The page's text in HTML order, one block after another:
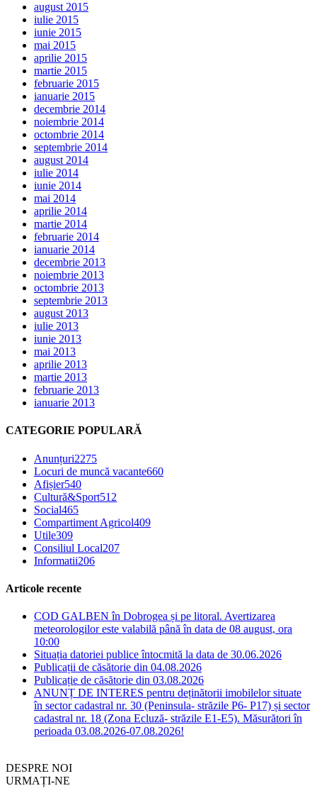
august 2015
iulie 2015
iunie 2015
mai 2015
aprilie 2015
martie 2015
februarie 2015
ianuarie 2015
decembrie 2014
noiembrie 2014
octombrie 2014
septembrie 2014
august 2014
iulie 2014
iunie 2014
mai 2014
aprilie 2014
martie 2014
februarie 2014
ianuarie 2014
decembrie 2013
noiembrie 2013
octombrie 2013
septembrie 2013
august 2013
iulie 2013
iunie 2013
mai 2013
aprilie 2013
martie 2013
februarie 2013
ianuarie 2013
CATEGORIE POPULARĂ
Anunțuri2275
Locuri de muncă vacante660
Afișier540
Cultură&Sport512
Social465
Compartiment Agricol409
Utile309
Consiliul Local207
Informatii206
Articole recente
COD GALBEN în Dobrogea și pe litoral. Avertizarea
meteorologilor este valabilă până în data de 08 august, ora
10:00
Situația datoriei publice întocmită la data de 30.06.2026
Publicații de căsătorie din 04.08.2026
Publicație de căsătorie din 03.08.2026
ANUNȚ DE INTERES pentru deținătorii imobilelor situate
în sector cadastral nr. 30 (Peninsula- străzile P6- P17) și sector
cadastral nr. 18 (Zona Ecluză- străzile E1-E5). Măsurători în
perioada 03.08.2026-07.08.2026!
DESPRE NOI
URMAȚI-NE